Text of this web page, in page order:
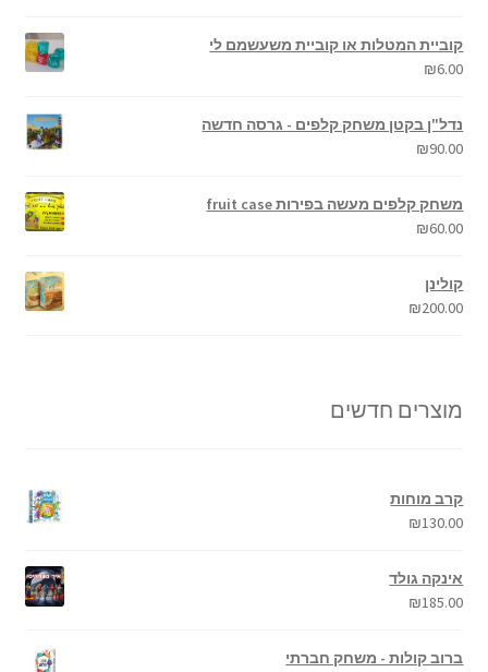
קוביית המטלות או קוביית משעשמם לי
₪6.00
נדל"ן בקטן משחק קלפים - גרסה חדשה
₪90.00
משחק קלפים מעשה בפירות fruit case
₪60.00
קולינן
₪200.00
מוצרים חדשים
קרב מוחות
₪130.00
אינקה גולד
₪185.00
ברוב קולות - משחק חברתי